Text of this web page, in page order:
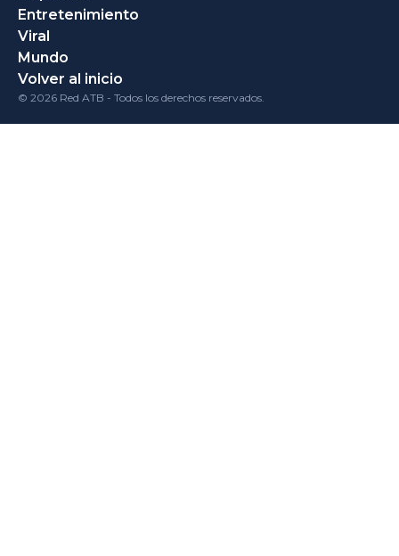
Entretenimiento
Viral
Mundo
Volver al inicio
© 2026 Red ATB - Todos los derechos reservados.